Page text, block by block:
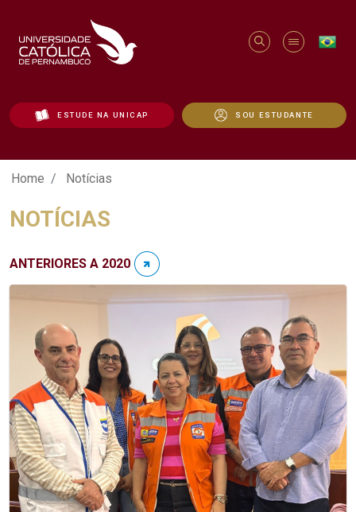
ESTUDE NA UNICAP SOU ESTUDANTE
Notícias - Unicap
Home Notícias
NOTÍCIAS
ANTERIORES A 2020